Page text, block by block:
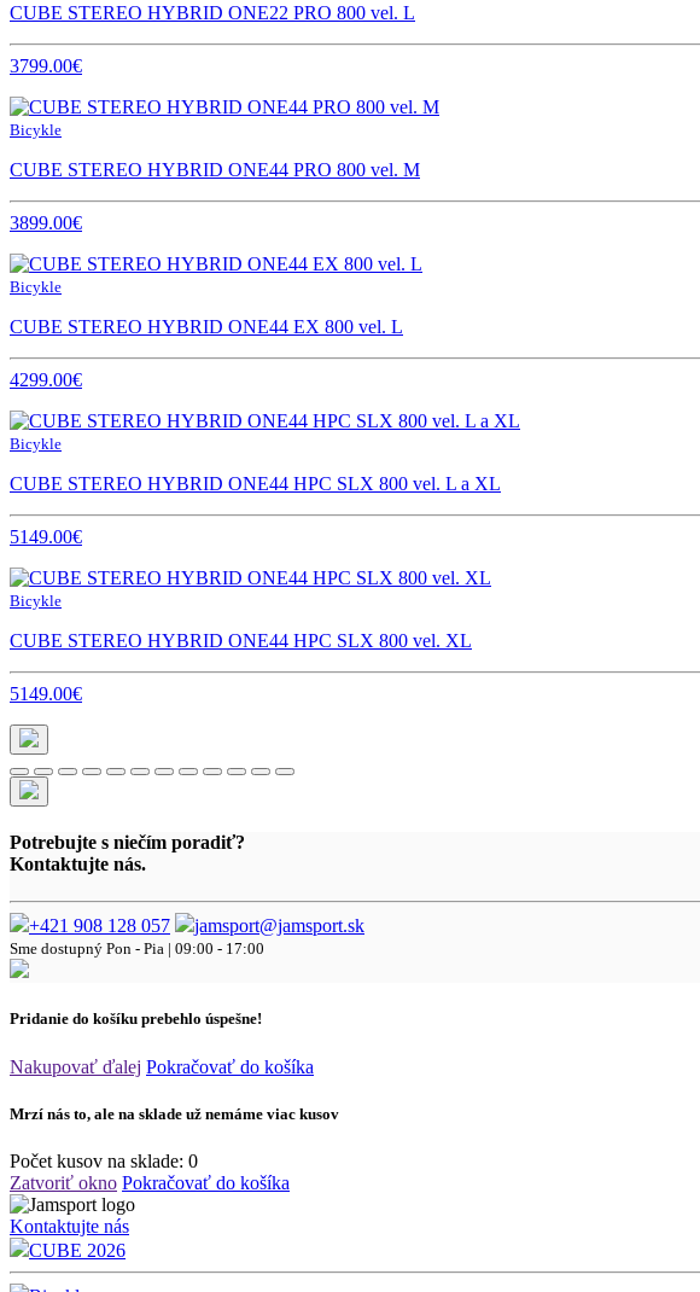
CUBE STEREO HYBRID ONE22 PRO 800 vel. L
3799.00€
Bicykle
CUBE STEREO HYBRID ONE44 PRO 800 vel. M
3899.00€
Bicykle
CUBE STEREO HYBRID ONE44 EX 800 vel. L
4299.00€
Bicykle
CUBE STEREO HYBRID ONE44 HPC SLX 800 vel. L a XL
5149.00€
Bicykle
CUBE STEREO HYBRID ONE44 HPC SLX 800 vel. XL
5149.00€
Potrebujte s niečím poradiť?
Kontaktujte nás.
+421 908 128 057 jamsport@jamsport.sk
Sme dostupný Pon - Pia | 09:00 - 17:00
Pridanie do košíku prebehlo úspešne!
Nakupovať ďalej Pokračovať do košíka
Mrzí nás to, ale na sklade už nemáme viac kusov
Počet kusov na sklade: 0
Zatvoriť okno Pokračovať do košíka
Kontaktujte nás
CUBE 2026